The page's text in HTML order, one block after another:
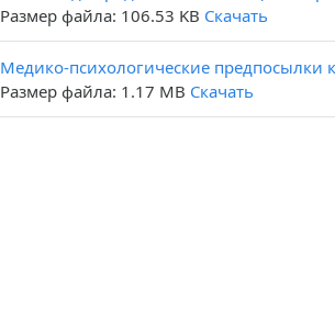
Размер файла: 106.53 KB Скачать
Медико-психологические предпосылки
Размер файла: 1.17 MB Скачать